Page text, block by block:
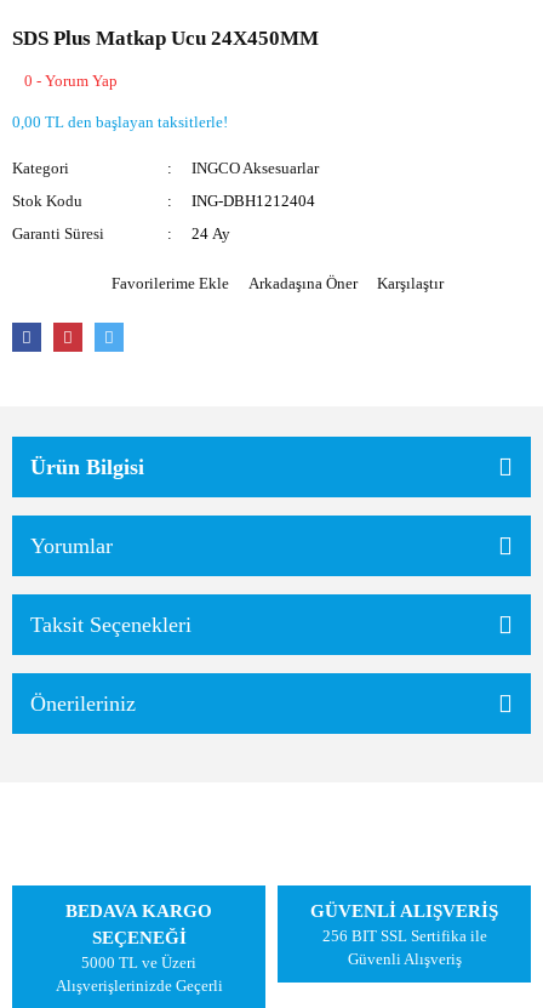
SDS Plus Matkap Ucu 24X450MM
0 - Yorum Yap
0,00 TL den başlayan taksitlerle!
Kategori
INGCO Aksesuarlar
Stok Kodu
ING-DBH1212404
Garanti Süresi
24 Ay
Arkadaşına Öner Karşılaştır
Ürün Bilgisi
Yorumlar
Taksit Seçenekleri
Önerileriniz
BEDAVA KARGO
SEÇENEĞİ
5000 TL ve Üzeri
Alışverişlerinizde Geçerli
GÜVENLİ ALIŞVERİŞ
256 BIT SSL Sertifika ile
Güvenli Alışveriş